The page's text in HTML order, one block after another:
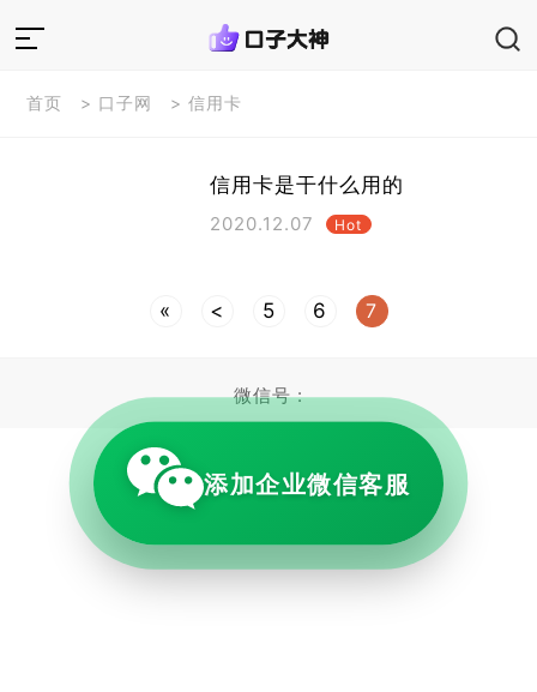
首页 > 口子网 > 信用卡
信用卡是干什么用的
2020.12.07 Hot
« < 5 6 7
微信号 :
https://work.weixin.qq.com/ca/cawcdeb3c43f039a4d
添加企业微信客服